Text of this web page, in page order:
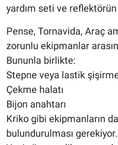
yardım seti ve reflektörün
Pense, Tornavida, Araç
zorunlu ekipmanlar
Bununla birlikte:
Stepne veya lastik
Çekme halatı
Bijon anahtarı
Kriko gibi ekipmanların
bulundurulması gerekiyor.